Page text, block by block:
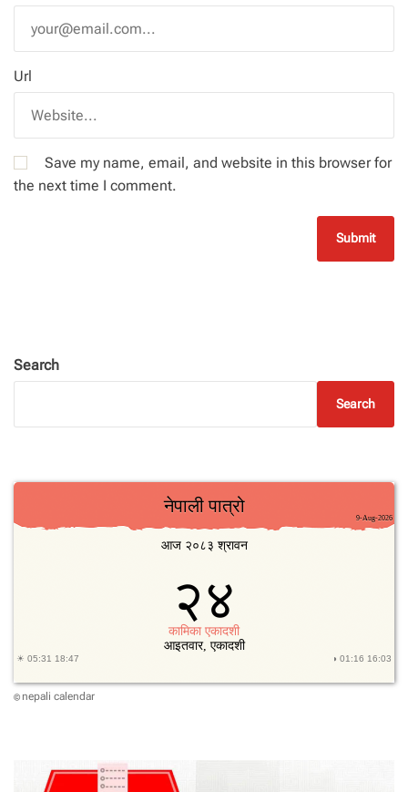
Url
Save my name, email, and website in this browser for
the next time I comment.
Search
Search
© nepali calendar